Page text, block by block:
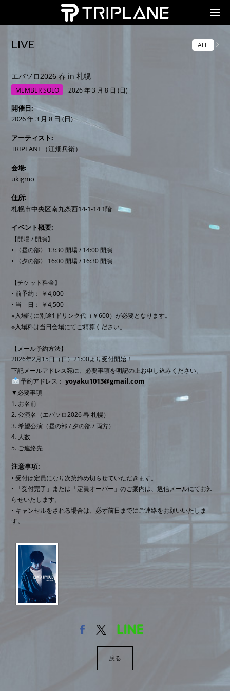
TRIPLANE Passengers
LIVE ALL
エバソロ2026 春 in 札幌
MEMBER SOLO 2026 年 3 月 8 日 (日)
開催日
2026 年 3 月 8 日 (日)
アーティスト
TRIPLANE（江畑兵衛）
会場
ukigmo
住所
札幌市中央区南九条西14-1-14 1階
イベント概要
【開場 / 開演】
• 〈昼の部〉 13:30 開場 / 14:00 開演
• 〈夕の部〉 16:00 開場 / 16:30 開演
【チケット料金】
• 前予約： ￥4,000
• 当 日： ￥4,500
※入場時に別途1ドリンク代（￥600）が必要となります。
※入場料は当日会場にてご精算ください。
【メール予約方法】
2026年2月15日（日）21:00より受付開始！
下記メールアドレス宛に、必要事項を明記の上お申し込みください。
予約アドレス： yoyaku1013@gmail.com
▼必要事項
1. お名前
2. 公演名（エバソロ2026 春 札幌）
3. 希望公演（昼の部 / 夕の部 / 両方）
4. 人数
5. ご連絡先
注意事項
• 受付は定員になり次第締め切らせていただきます。
• 「受付完了」または「定員オーバー」のご案内は、返信メールにてお知
らせいたします。
• キャンセルをされる場合は、必ず前日までにご連絡をお願いいたしま
す。
戻る